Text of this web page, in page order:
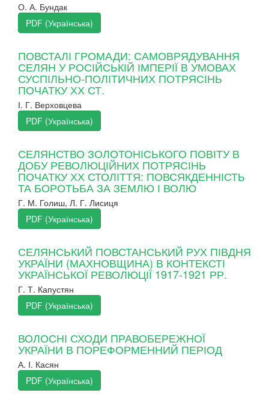
О. А. Бундак
PDF (Українська)
ПОВСТАЛІ ГРОМАДИ: САМОВРЯДУВАННЯ
СЕЛЯН У РОСІЙСЬКІЙ ІМПЕРІЇ В УМОВАХ
СУСПІЛЬНО-ПОЛІТИЧНИХ ПОТРЯСІНЬ
ПОЧАТКУ ХХ СТ.
І. Г. Верховцева
PDF (Українська)
СЕЛЯНСТВО ЗОЛОТОНІСЬКОГО ПОВІТУ В
ДОБУ РЕВОЛЮЦІЙНИХ ПОТРЯСІНЬ
ПОЧАТКУ ХХ СТОЛІТТЯ: ПОВСЯКДЕННІСТЬ
ТА БОРОТЬБА ЗА ЗЕМЛЮ І ВОЛЮ
Г. М. Голиш, Л. Г. Лисиця
PDF (Українська)
СЕЛЯНСЬКИЙ ПОВСТАНСЬКИЙ РУХ ПІВДНЯ
УКРАЇНИ (МАХНОВЩИНА) В КОНТЕКСТІ
УКРАЇНСЬКОЇ РЕВОЛЮЦІЇ 1917-1921 РР.
Г. Т. Капустян
PDF (Українська)
ВОЛОСНІ СХОДИ ПРАВОБЕРЕЖНОЇ
УКРАЇНИ В ПОРЕФОРМЕННИЙ ПЕРІОД
А. І. Касян
PDF (Українська)